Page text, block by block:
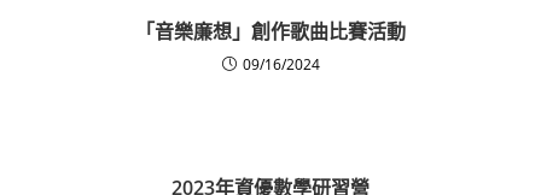
「音樂廉想」創作歌曲比賽活動
09/16/2024
2023年資優數學研習營